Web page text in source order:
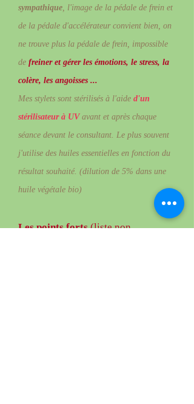
sympathique, l'image de la pédale de frein et
de la pédale d'accélérateur convient bien, on
ne trouve plus la pédale de frein, impossible
de freiner et gérer les émotions, le stress, la
colère, les angoisses ...
Mes stylets sont stérilisés à l'aide d'un
stérilisateur à UVavant et après chaque
séance devant le consultant. Le plus souvent
j'utilise des huiles essentielles en fonction du
résultat souhaité. (dilution de 5% dans une
huile végétale bio)
Les points forts(liste non